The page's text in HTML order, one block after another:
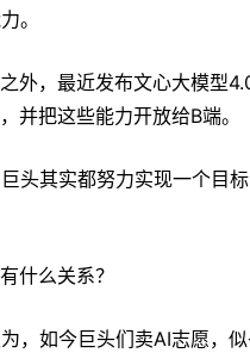
。
外，最近发布文心大模型
并把这些能力开放给B端。
头其实都努力实现一个目
什么关系？
，如今巨头们卖AI志愿，